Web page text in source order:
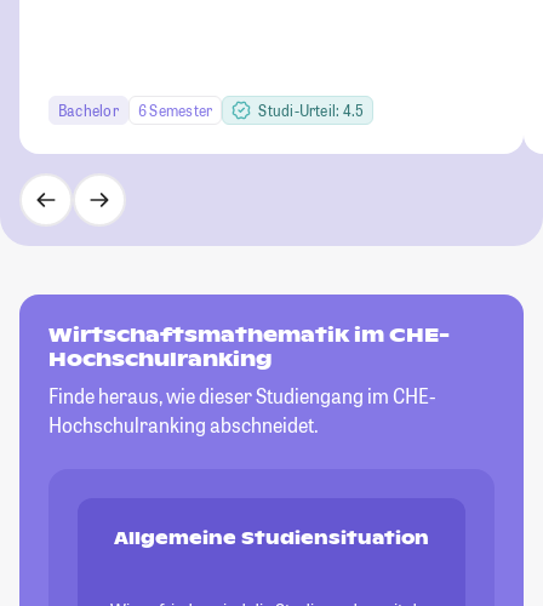
Bachelor 6 Semester Studi-Urteil: 4.5
Wirtschaftsmathematik im CHE-
Hochschulranking
Finde heraus, wie dieser Studiengang im CHE-
Hochschulranking abschneidet.
Allgemeine Studiensituation